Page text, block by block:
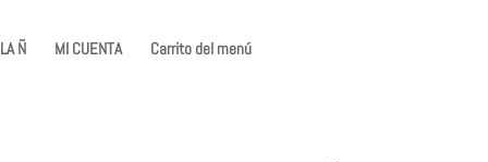
LA Ñ MI CUENTA Carrito del menú